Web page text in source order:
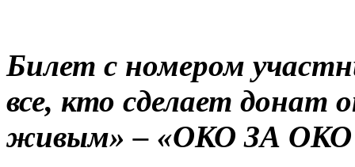
Билет с номером
все, кто сделает донат
живым» – «ОКО ЗА ОКО